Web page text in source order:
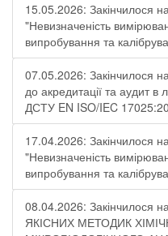
15.05.2026: Закінчилося
"Невизначеність
випробування та
07.05.2026: Закінчилося
до акредитації та аудит в
ДСТУ EN ISO/IEC
17.04.2026: Закінчилося
"Невизначеність
випробування та
08.04.2026: Закінчилося
ЯКІСНИХ МЕТОДИК